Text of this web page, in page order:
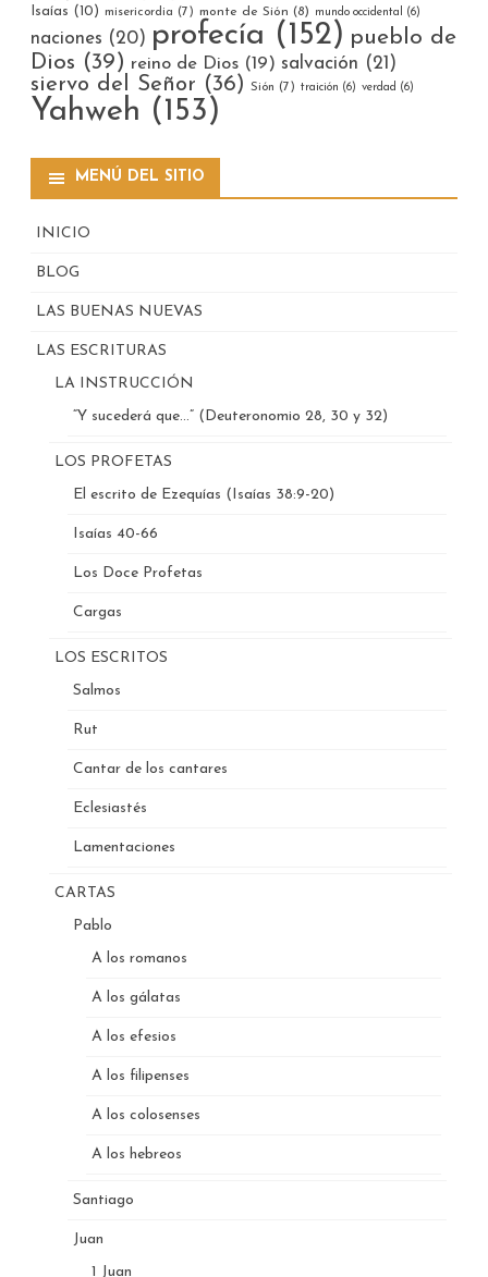
Isaías (10) misericordia (7) monte de Sión (8) mundo occidental (6)
naciones (20) profecía (152) pueblo de
Dios (39) reino de Dios (19) salvación (21)
siervo del Señor (36) Sión (7) traición (6) verdad (6)
Yahweh (153)
MENÚ DEL SITIO
INICIO
BLOG
LAS BUENAS NUEVAS
LAS ESCRITURAS
LA INSTRUCCIÓN
“Y sucederá que…” (Deuteronomio 28, 30 y 32)
LOS PROFETAS
El escrito de Ezequías (Isaías 38:9-20)
Isaías 40-66
Los Doce Profetas
Cargas
LOS ESCRITOS
Salmos
Rut
Cantar de los cantares
Eclesiastés
Lamentaciones
CARTAS
Pablo
A los romanos
A los gálatas
A los efesios
A los filipenses
A los colosenses
A los hebreos
Santiago
Juan
1 Juan